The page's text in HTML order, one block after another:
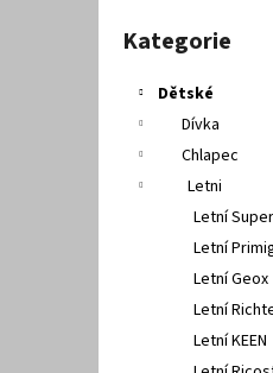
Přeskočit
kategorie
Kategorie
Dětské
Dívka
Chlapec
Letni
Letní
Letní
Letní Geox
Letní
Letní KEEN